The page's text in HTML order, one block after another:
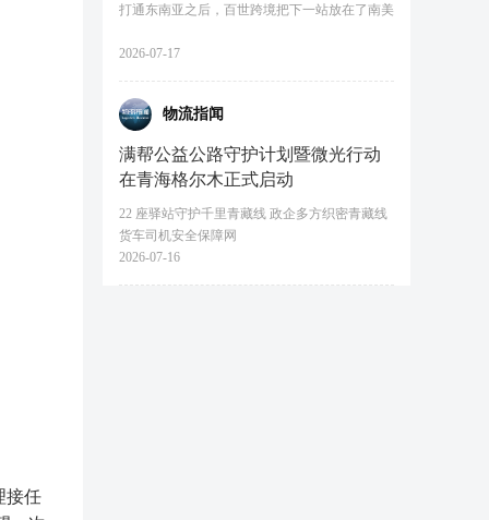
打通东南亚之后，百世跨境把下一站放在了南美
2026-07-17
物流指闻
满帮公益公路守护计划暨微光行动
在青海格尔木正式启动
22 座驿站守护千里青藏线 政企多方织密青藏线
货车司机安全保障网
2026-07-16
接任